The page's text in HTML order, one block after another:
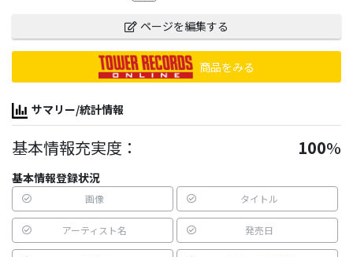
ページを編集する
商品をみる
サマリー/統計情報
基本情報充実度： 100%
基本情報登録状況
画像 タイトル
アーティスト名 発売日